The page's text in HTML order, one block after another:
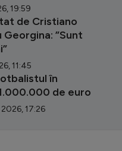
19:59
de Cristiano
Georgina: ”Sunt
11:45
în
de euro
17:26